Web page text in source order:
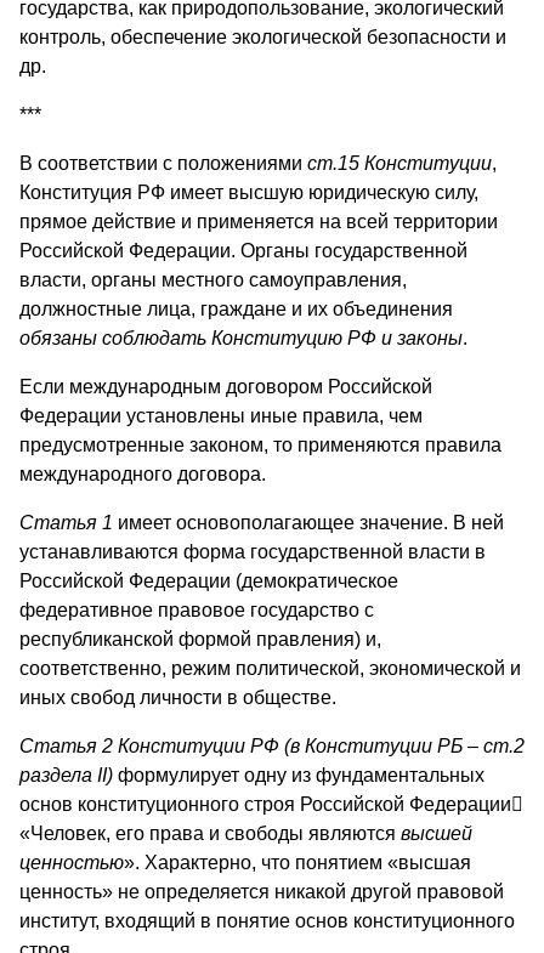
государства, как природопользование, экологический
контроль, обеспечение экологической безопасности и
др.
***
В соответствии с положениями ст.15 Конституции,
Конституция РФ имеет высшую юридическую силу,
прямое действие и применяется на всей территории
Российской Федерации. Органы государственной
власти, органы местного самоуправления,
должностные лица, граждане и их объединения
обязаны соблюдать Конституцию РФ и законы.
Если международным договором Российской
Федерации установлены иные правила, чем
предусмотренные законом, то применяются правила
международного договора.
Статья 1 имеет основополагающее значение. В ней
устанавливаются форма государственной власти в
Российской Федерации (демократическое
федеративное правовое государство с
республиканской формой правления) и,
соответственно, режим политической, экономической и
иных свобод личности в обществе.
Статья 2 Конституции РФ (в Конституции РБ – ст.2
раздела II) формулирует одну из фундаментальных
основ конституционного строя Российской Федерации
«Человек, его права и свободы являются высшей
ценностью». Характерно, что понятием «высшая
ценность» не определяется никакой другой правовой
институт, входящий в понятие основ конституционного